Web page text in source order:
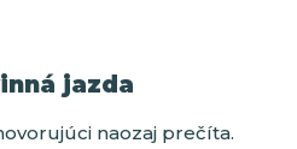
jazda
naozaj prečíta.